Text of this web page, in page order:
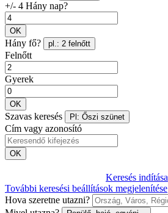
+/- 4 Hány nap?
OK
Hány fő? pl.: 2 felnőtt
Felnőtt
Gyerek
OK
Szavas keresés Pl: Őszi szünet
Cím vagy azonosító
OK
Keresés indítása
További keresési beállítások megjelenítése
Hova szeretne utazni?